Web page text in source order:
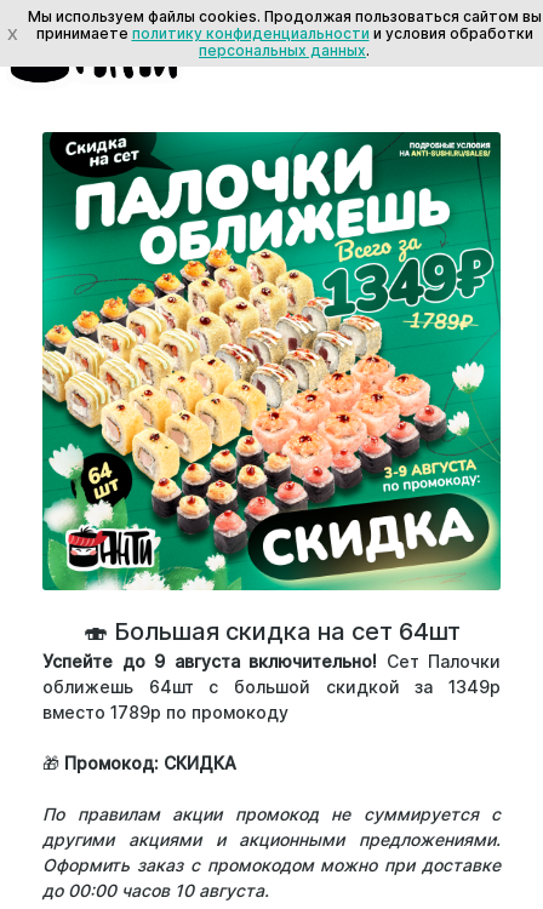
Акции и скидки на роллы, суши и пиццу
в Хохле
🍣 Большая скидка на сет 64шт
Успейте до 9 августа включительно! Сет Палочки
оближешь 64шт с большой скидкой за 1349р
вместо 1789р по промокоду
🎁 Промокод: СКИДКА
По правилам акции промокод не суммируется с
другими акциями и акционными предложениями.
Оформить заказ с промокодом можно при доставке
до 00:00 часов 10 августа.
X
Мы используем файлы cookies. Продолжая пользоваться сайтом вы
принимаете политику конфиденциальности и условия обработки
персональных данных.